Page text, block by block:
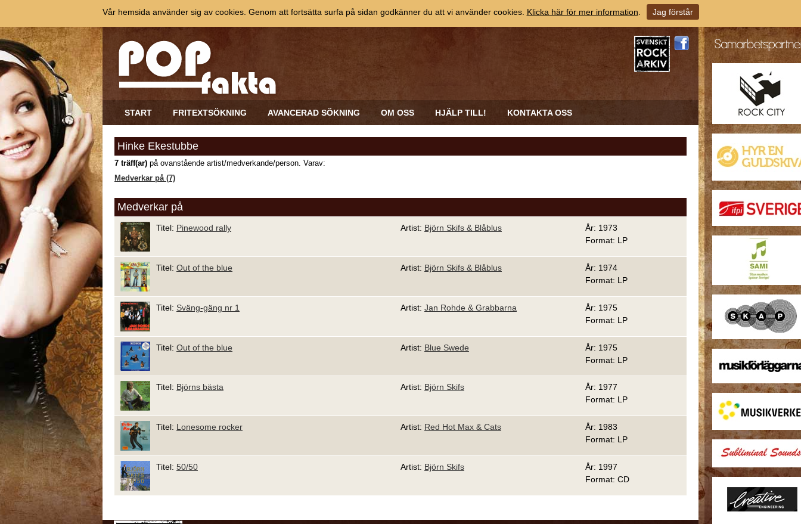
START FRITEXTSÖKNING AVANCERAD SÖKNING OM OSS HJÄLP TILL! KONTAKTA OSS
Hinke Ekestubbe
7 träff(ar) på ovanstående artist/medverkande/person. Varav:
Medverkar på (7)
Medverkar på
Titel: Pinewood rally Artist: Björn Skifs & Blåblus
År: 1973
Format: LP
Titel: Out of the blue Artist: Björn Skifs & Blåblus
År: 1974
Format: LP
Titel: Sväng-gäng nr 1 Artist: Jan Rohde & Grabbarna
År: 1975
Format: LP
Titel: Out of the blue Artist: Blue Swede
År: 1975
Format: LP
Titel: Björns bästa Artist: Björn Skifs
År: 1977
Format: LP
Titel: Lonesome rocker Artist: Red Hot Max & Cats
År: 1983
Format: LP
Titel: 50/50 Artist: Björn Skifs
År: 1997
Format: CD
Vår hemsida använder sig av cookies. Genom att fortsätta surfa på sidan godkänner du att vi använder cookies. Klicka här för mer information Jag förstår